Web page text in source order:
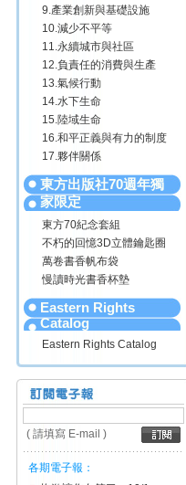
9.產業創新與基礎設施
10.減少不平等
11.永續城市與社區
12.負責任的消費與生產
13.氣候行動
14.水下生命
15.陸域生命
16.和平正義與有力的制度
17.夥伴關係
東方出版社70週年獨
家限定
東方70紀念套組
不朽的回憶3D立體鑰匙圈
萬卷書香帆布袋
慢讀時光書香杯墊
Eastern Rights
Catalog
Eastern Rights Catalog
( 請填寫 E-mail )
各期電子報：